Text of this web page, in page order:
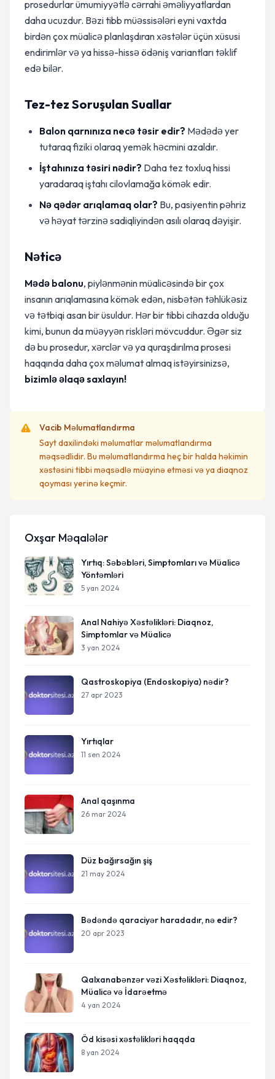
prosedurlar ümumiyyətlə cərrahi əməliyyatlardan
daha ucuzdur. Bəzi tibb müəssisələri eyni vaxtda
birdən çox müalicə planlaşdıran xəstələr üçün xüsusi
endirimlər və ya hissə-hissə ödəniş variantları təklif
edə bilər.
Tez-tez Soruşulan Suallar
Balon qarnınıza necə təsir edir? Mədədə yer
tutaraq fiziki olaraq yemək həcmini azaldır.
İştahınıza təsiri nədir? Daha tez toxluq hissi
yaradaraq iştahı cilovlamağa kömək edir.
Nə qədər arıqlamaq olar? Bu, pasiyentin pəhriz
və həyat tərzinə sadiqliyindən asılı olaraq dəyişir.
Nəticə
Mədə balonu, piylənmənin müalicəsində bir çox
insanın arıqlamasına kömək edən, nisbətən təhlükəsiz
və tətbiqi asan bir üsuldur. Hər bir tibbi cihazda olduğu
kimi, bunun da müəyyən riskləri mövcuddur. Əgər siz
də bu prosedur, xərclər və ya quraşdırılma prosesi
haqqında daha çox məlumat almaq istəyirsinizsə,
bizimlə əlaqə saxlayın!
Vacib Məlumatlandırma
Sayt daxilindəki məlumatlar məlumatlandırma
məqsədlidir. Bu məlumatlandırma heç bir halda həkimin
xəstəsini tibbi məqsədlə müayinə etməsi və ya diaqnoz
qoyması yerinə keçmir.
Oxşar Məqalələr
Yırtıq: Səbəbləri, Simptomları və Müalicə
Yöntəmləri
5 yan 2024
Anal Nahiyə Xəstəlikləri: Diaqnoz,
Simptomlar və Müalicə
3 yan 2024
Qastroskopiya (Endoskopiya) nədir?
27 apr 2023
Yırtıqlar
11 sen 2024
Anal qaşınma
26 mar 2024
Düz bağırsağın şiş
21 may 2024
Bədəndə qaraciyər haradadır, nə edir?
20 apr 2023
Qalxanabənzər vəzi Xəstəlikləri: Diaqnoz,
Müalicə və İdarəetmə
4 yan 2024
Öd kisəsi xəstəlikləri haqqda
8 yan 2024